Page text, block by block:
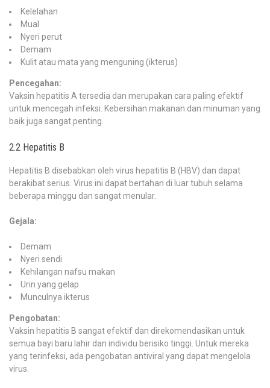
Kelelahan
Mual
Nyeri perut
Demam
Kulit atau mata yang menguning (ikterus)
Pencegahan:
Vaksin hepatitis A tersedia dan merupakan cara paling efektif
untuk mencegah infeksi. Kebersihan makanan dan minuman yang
baik juga sangat penting.
2.2 Hepatitis B
Hepatitis B disebabkan oleh virus hepatitis B (HBV) dan dapat
berakibat serius. Virus ini dapat bertahan di luar tubuh selama
beberapa minggu dan sangat menular.
Gejala:
Demam
Nyeri sendi
Kehilangan nafsu makan
Urin yang gelap
Munculnya ikterus
Pengobatan:
Vaksin hepatitis B sangat efektif dan direkomendasikan untuk
semua bayi baru lahir dan individu berisiko tinggi. Untuk mereka
yang terinfeksi, ada pengobatan antiviral yang dapat mengelola
virus.